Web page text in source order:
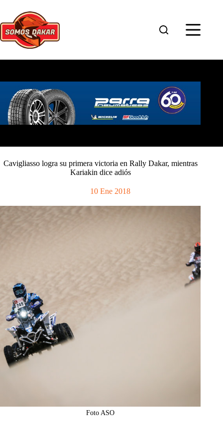
contenido
Cavigliasso logra su primera victoria en Rally Dakar, mientras
Kariakin dice adiós
10 Ene 2018
Foto ASO